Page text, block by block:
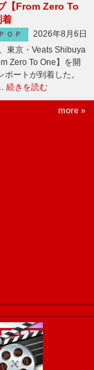
【From Zero To
着
ＯＰ
2026年8月6日
東京・Veats Shibuya
Zero To One】を開
ートが到着した。
続きを読む
more »